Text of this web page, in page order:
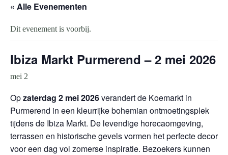
« Alle Evenementen
Dit evenement is voorbij.
Ibiza Markt Purmerend – 2 mei 2026
mei 2
Opzaterdag 2 mei 2026verandert de Koemarkt in
Purmerend in een kleurrijke bohemian ontmoetingsplek
tijdens de Ibiza Markt. De levendige horeca­omgeving,
terrassen en historische gevels vormen het perfecte decor
voor een dag vol zomerse inspiratie. Bezoekers kunnen